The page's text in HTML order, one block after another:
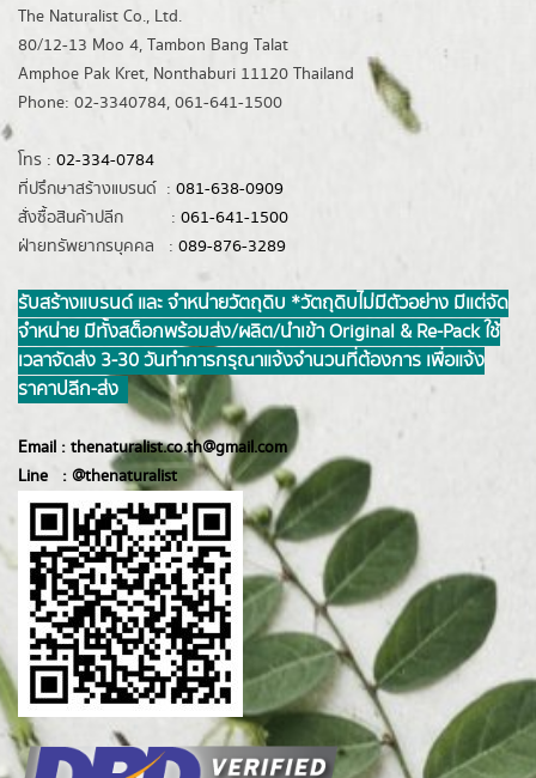
The Naturalist Co., Ltd.
80/12-13 Moo 4, Tambon Bang Talat
Amphoe Pak Kret, Nonthaburi 11120 Thailand
Phone: 02-3340784, 061-641-1500
โทร : 02-334-0784
ที่ปรึกษาสร้างแบรนด์ : 081-638-0909
สั่งซื้อสินค้าปลีก : 061-641-1500
ฝ่ายทรัพยากรบุคคล : 089-876-3289
รับสร้างแบรนด์ และ จำหน่ายวัตถุดิบ *วัตถุดิบไม่มีตัวอย่าง มีแต่จัด
จำหน่าย มีทั้งสต็อกพร้อมส่ง/ผลิต/นำเข้า Original & Re-Pack ใช้
เวลาจัดส่ง 3-30 วันทำการ กรุณาแจ้งจำนวนที่ต้องการ เพื่อแจ้ง
ราคาปลีก-ส่ง
Email : thenaturalist.co.th@gmail.com
Line : @thenaturalist